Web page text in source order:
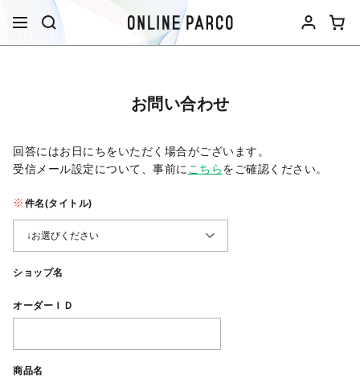
お問い合わせ
回答にはお日にちをいただく場合がございます。
受信メール設定について、事前に こちらをご確認ください。​
件名(タイトル)
ショップ名
オーダーＩＤ
商品名